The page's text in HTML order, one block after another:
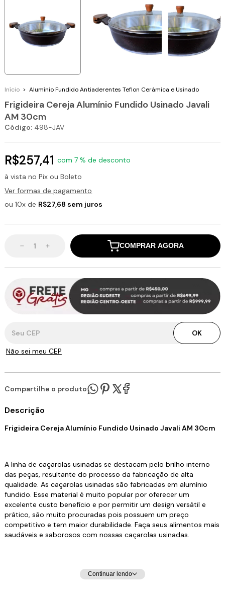
Início > Alumínio Fundido Antiaderentes Teflon Cerâmica e Usinado
Frigideira Cereja Alumínio Fundido Usinado Javali
AM 30cm
Código: 498-JAV
R$257,41 com 7 % de desconto
à vista no Pix ou Boleto
Ver formas de pagamento
ou 10x de R$27,68 sem juros
COMPRAR AGORA
OK
Não sei meu CEP
Compartilhe o produto:
Descrição
Frigideira Cereja Alumínio Fundido Usinado Javali AM 30cm
A linha de caçarolas usinadas se destacam pelo brilho interno
das peças, resultante do processo da fabricação de alta
qualidade. As caçarolas usinadas são fabricadas em alumínio
fundido. Esse material é muito popular por oferecer um
excelente custo benefício e por permitir um design versátil e
prático, são muito procuradas pois possuem um preço
competitivo e tem maior durabilidade. Faça seus alimentos mais
saudáveis e saborosos com nossas caçarolas usinadas.
Especificações Técnicas:
Revestimento Externo: Alumínio Fundido Cereja.
Continuar lendo